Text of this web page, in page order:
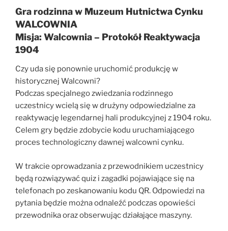
Gra rodzinna w Muzeum Hutnictwa Cynku
WALCOWNIA
Misja: Walcownia – Protokół Reaktywacja
1904
Czy uda się ponownie uruchomić produkcję w
historycznej Walcowni?
Podczas specjalnego zwiedzania rodzinnego
uczestnicy wcielą się w drużyny odpowiedzialne za
reaktywację legendarnej hali produkcyjnej z 1904 roku.
Celem gry będzie zdobycie kodu uruchamiającego
proces technologiczny dawnej walcowni cynku.
W trakcie oprowadzania z przewodnikiem uczestnicy
będą rozwiązywać quiz i zagadki pojawiające się na
telefonach po zeskanowaniu kodu QR. Odpowiedzi na
pytania będzie można odnaleźć podczas opowieści
przewodnika oraz obserwując działające maszyny.